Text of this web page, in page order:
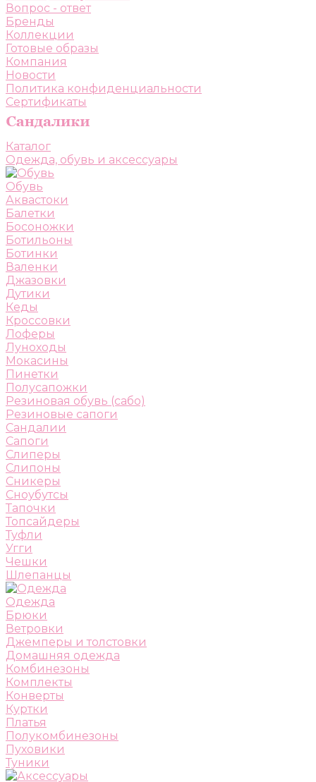
Вопрос - ответ
Бренды
Коллекции
Готовые образы
Компания
Новости
Политика конфиденциальности
Сертификаты
Каталог
Одежда, обувь и аксессуары
Обувь
Аквастоки
Балетки
Босоножки
Ботильоны
Ботинки
Валенки
Джазовки
Дутики
Кеды
Кроссовки
Лоферы
Луноходы
Мокасины
Пинетки
Полусапожки
Резиновая обувь (сабо)
Резиновые сапоги
Сандалии
Сапоги
Слиперы
Слипоны
Сникеры
Сноубутсы
Тапочки
Топсайдеры
Туфли
Угги
Чешки
Шлепанцы
Одежда
Брюки
Ветровки
Джемперы и толстовки
Домашняя одежда
Комбинезоны
Комплекты
Конверты
Куртки
Платья
Полукомбинезоны
Пуховики
Туники